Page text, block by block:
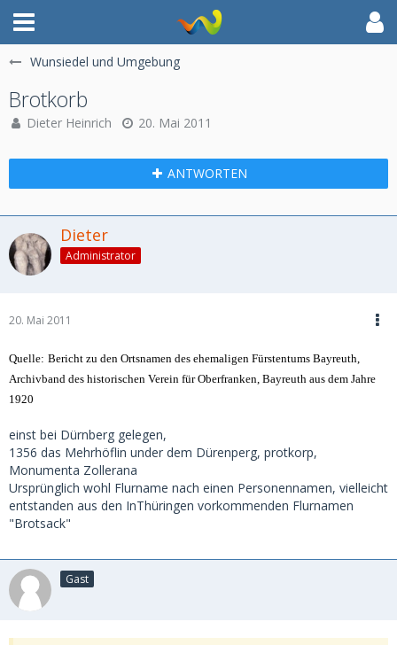
Wunsiedel und Umgebung
Brotkorb
Dieter Heinrich 20. Mai 2011
ANTWORTEN
Dieter
Administrator
20. Mai 2011
Quelle: Bericht zu den Ortsnamen des ehemaligen Fürstentums Bayreuth,
Archivband des historischen Verein für Oberfranken, Bayreuth aus dem Jahre
1920
einst bei Dürnberg gelegen,
1356 das Mehrhöflin under dem Dürenperg, protkorp,
Monumenta Zollerana
Ursprünglich wohl Flurname nach einen Personennamen, vielleicht
entstanden aus den InThüringen vorkommenden Flurnamen
"Brotsack"
Gast